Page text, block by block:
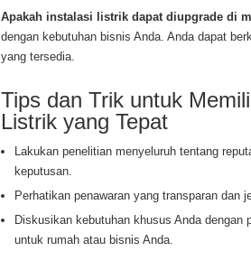
Apakah instalasi listrik dapat diupgrade di
dengan kebutuhan bisnis Anda. Anda dapat
yang tersedia.
Tips dan Trik untuk
Listrik yang Tepat
Lakukan penelitian menyeluruh tentang
keputusan.
Perhatikan penawaran yang transparan
Diskusikan kebutuhan khusus Anda
untuk rumah atau bisnis Anda.